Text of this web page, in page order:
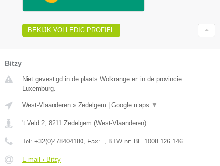
BEKIJK VOLLEDIG PROFIEL
Bitzy
Niet gevestigd in de plaats Wolkrange en in de provincie
Luxemburg.
West-Vlaanderen » Zedelgem Google maps ▼
't Veld 2, 8211 Zedelgem (West-Vlaanderen)
Tel: +32(0)478404180, Fax: -, BTW-nr: BE 1008.126.146
E-mail › Bitzy